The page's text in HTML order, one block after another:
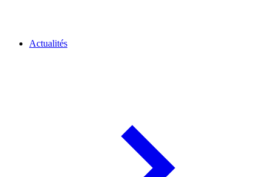
Actualités